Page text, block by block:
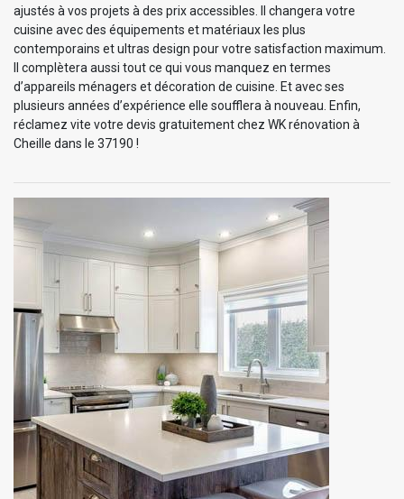
ajustés à vos projets à des prix accessibles. Il changera votre
cuisine avec des équipements et matériaux les plus
contemporains et ultras design pour votre satisfaction maximum.
Il complètera aussi tout ce qui vous manquez en termes
d’appareils ménagers et décoration de cuisine. Et avec ses
plusieurs années d’expérience elle soufflera à nouveau. Enfin,
réclamez vite votre devis gratuitement chez WK rénovation à
Cheille dans le 37190 !